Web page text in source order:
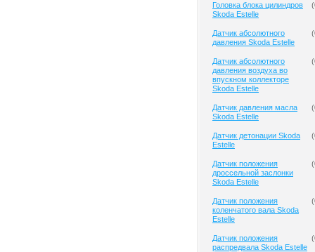
Головка блока цилиндров
Skoda Estelle
(
Датчик абсолютного
давления Skoda Estelle
(
Датчик абсолютного
давления воздуха во
впускном коллекторе
Skoda Estelle
(
Датчик давления масла
Skoda Estelle
(
Датчик детонации Skoda
Estelle
(
Датчик положения
дроссельной заслонки
Skoda Estelle
(
Датчик положения
коленчатого вала Skoda
Estelle
(
Датчик положения
распредвала Skoda Estelle
(